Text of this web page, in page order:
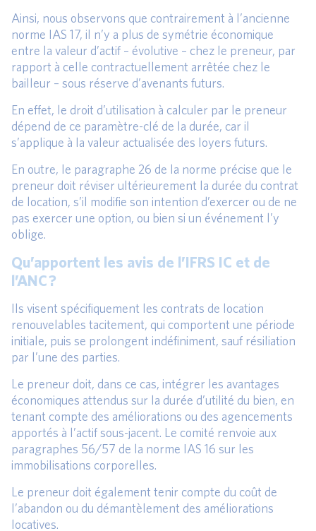
Ainsi, nous observons que contrairement à l’ancienne
norme IAS 17, il n’y a plus de symétrie économique
entre la valeur d’actif – évolutive – chez le preneur, par
rapport à celle contractuellement arrêtée chez le
bailleur – sous réserve d’avenants futurs.
En effet, le droit d’utilisation à calculer par le preneur
dépend de ce paramètre-clé de la durée, car il
s’applique à la valeur actualisée des loyers futurs.
En outre, le paragraphe 26 de la norme précise que le
preneur doit réviser ultérieurement la durée du contrat
de location, s’il modifie son intention d’exercer ou de ne
pas exercer une option, ou bien si un événement l’y
oblige.
Qu’apportent les avis de l’IFRS IC et de
l’ANC ?
Ils visent spécifiquement les contrats de location
renouvelables tacitement, qui comportent une période
initiale, puis se prolongent indéfiniment, sauf résiliation
par l’une des parties.
Le preneur doit, dans ce cas, intégrer les avantages
économiques attendus sur la durée d’utilité du bien, en
tenant compte des améliorations ou des agencements
apportés à l’actif sous-jacent. Le comité renvoie aux
paragraphes 56/57 de la norme IAS 16 sur les
immobilisations corporelles.
Le preneur doit également tenir compte du coût de
l’abandon ou du démantèlement des améliorations
locatives.